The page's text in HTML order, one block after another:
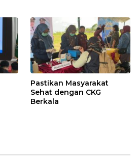
Pastikan Masyarakat
Sehat dengan CKG
Berkala